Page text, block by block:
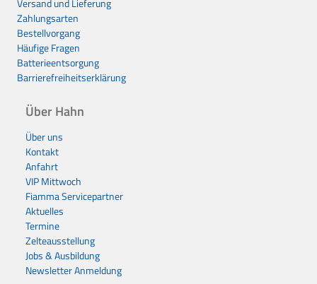
Versand und Lieferung
Zahlungsarten
Bestellvorgang
Häufige Fragen
Batterieentsorgung
Barrierefreiheitserklärung
Über Hahn
Über uns
Kontakt
Anfahrt
VIP Mittwoch
Fiamma Servicepartner
Aktuelles
Termine
Zelteausstellung
Jobs & Ausbildung
Newsletter Anmeldung